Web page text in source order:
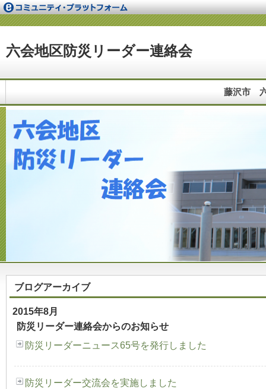
六会地区防災リーダー連絡会
藤沢市
ブログアーカイブ
2015年8月
防災リーダー連絡会からのお知らせ
防災リーダーニュース65号を発行しました
防災リーダー交流会を実施しました